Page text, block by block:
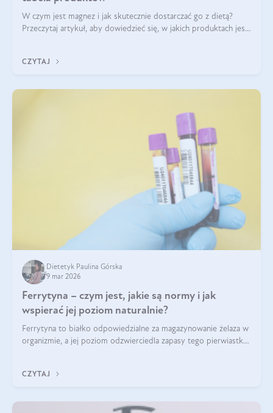
W czym jest magnez i jak skutecznie dostarczać go z dietą?
Przeczytaj artykuł, aby dowiedzieć się, w jakich produktach jest
CZYTAJ
Dietetyk Paulina Górska
9 mar 2026
Ferrytyna – czym jest, jakie są normy i jak
wspierać jej poziom naturalnie?
Ferrytyna to białko odpowiedzialne za magazynowanie żelaza w
organizmie, a jej poziom odzwierciedla zapasy tego pierwiastka.
funkcjonowanie (
CZYTAJ